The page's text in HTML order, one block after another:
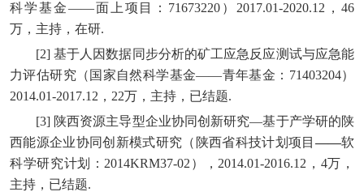
科学基金——面上项目：71673220）2017.01-2020.12，46
万，主持，在研.
[2] 基于人因数据同步分析的矿工应急反应测试与应急能
力评估研究（国家自然科学基金——青年基金：71403204）
2014.01-2017.12，22万，主持，已结题.
[3] 陕西资源主导型企业协同创新研究—基于产学研的陕
西能源企业协同创新模式研究（陕西省科技计划项目 ——软
科学研究计划：2014KRM37-02），2014.01-2016.12，4万，
主持，已结题.